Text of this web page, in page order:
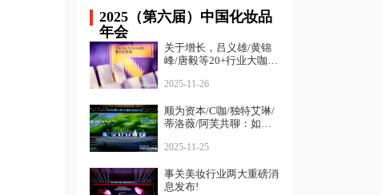
2025（第六届）中国化妆品
年会
关于增长，吕义雄/黄锦
峰/唐毅等20+行业大咖给
2025-11-26
顺为资本/C咖/独特艾琳/
蒂洛薇/阿芙共聊：如何
2025-11-25
事关美妆行业两大重磅消
息发布!